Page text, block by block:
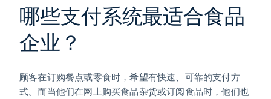
哪些支付系统最适合食品
企业？
顾客在订购餐点或零食时，希望有快速、可靠的支付方
式。而当他们在网上购买食品杂货或订阅食品时，他们也